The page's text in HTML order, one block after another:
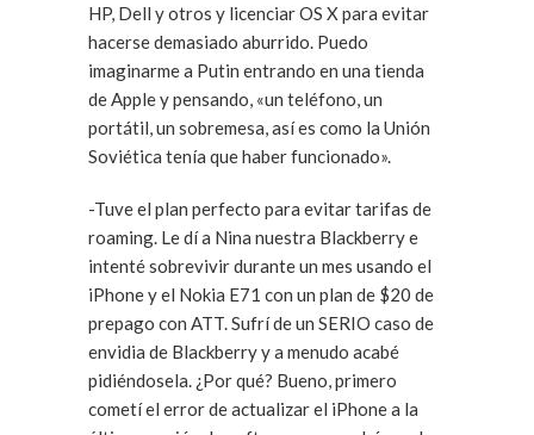
HP, Dell y otros y licenciar OS X para evitar
hacerse demasiado aburrido. Puedo
imaginarme a Putin entrando en una tienda
de Apple y pensando, «un teléfono, un
portátil, un sobremesa, así es como la Unión
Soviética tenía que haber funcionado».
-Tuve el plan perfecto para evitar tarifas de
roaming. Le dí a Nina nuestra Blackberry e
intenté sobrevivir durante un mes usando el
iPhone y el Nokia E71 con un plan de $20 de
prepago con ATT. Sufrí de un SERIO caso de
envidia de Blackberry y a menudo acabé
pidiéndosela. ¿Por qué? Bueno, primero
cometí el error de actualizar el iPhone a la